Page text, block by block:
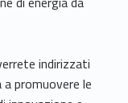
indirizzati
promuovere le